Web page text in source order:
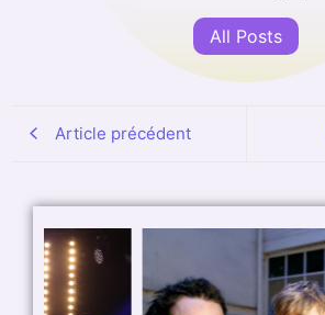
All Posts
Article précédent